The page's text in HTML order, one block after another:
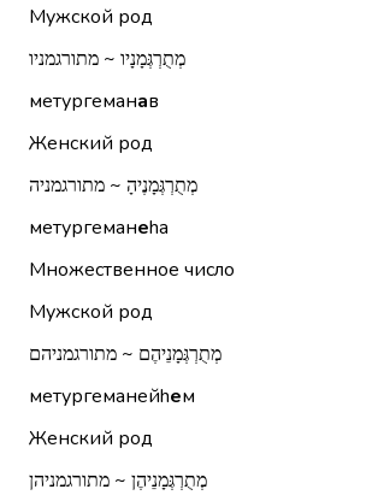
Мужской род
מְתֻרְגְּמָנָיו ~ מתורגמניו
метургеманав
Женский род
מְתֻרְגְּמָנֶיהָ ~ מתורגמניה
метургеманеhа
Множественное число
Мужской род
מְתֻרְגְּמָנֵיהֶם ~ מתורגמניהם
метургеманейhем
Женский род
מְתֻרְגְּמָנֵיהֶן ~ מתורגמניהן